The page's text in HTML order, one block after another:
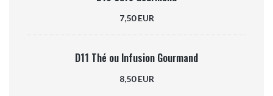
7,50 EUR
D11 Thé ou Infusion Gourmand
8,50 EUR